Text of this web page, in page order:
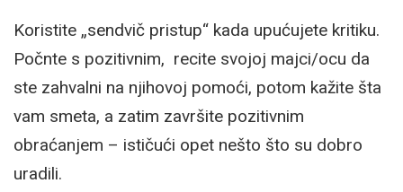
Koristite „sendvič pristup“ kada upućujete kritiku.
Počnte s pozitivnim, recite svojoj majci/ocu da
ste zahvalni na njihovoj pomoći, potom kažite šta
vam smeta, a zatim završite pozitivnim
obraćanjem – ističući opet nešto što su dobro
uradili.